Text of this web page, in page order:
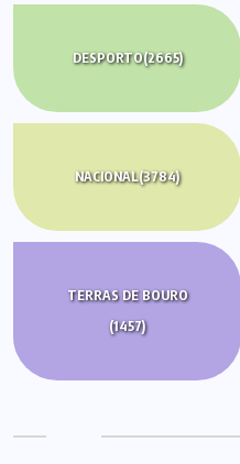
DESPORTO(2665)
NACIONAL(3784)
TERRAS DE BOURO
(1457)